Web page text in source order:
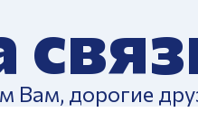
Вам, дорогие